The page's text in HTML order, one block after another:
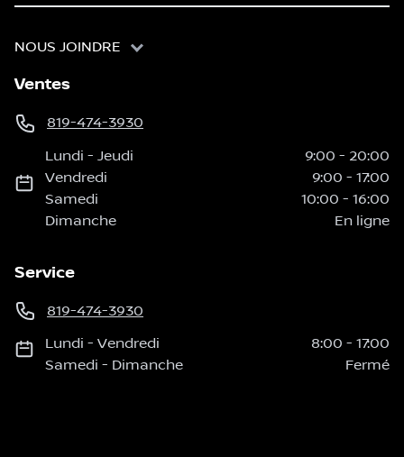
NOUS JOINDRE
Ventes
819-474-3930
Lundi -Jeudi 9:00 - 20:00
Vendredi
9:00 - 17:00
Samedi
10:00 - 16:00
Dimanche
En ligne
Service
819-474-3930
Lundi -Vendredi 8:00 - 17:00
Samedi - Dimanche Fermé